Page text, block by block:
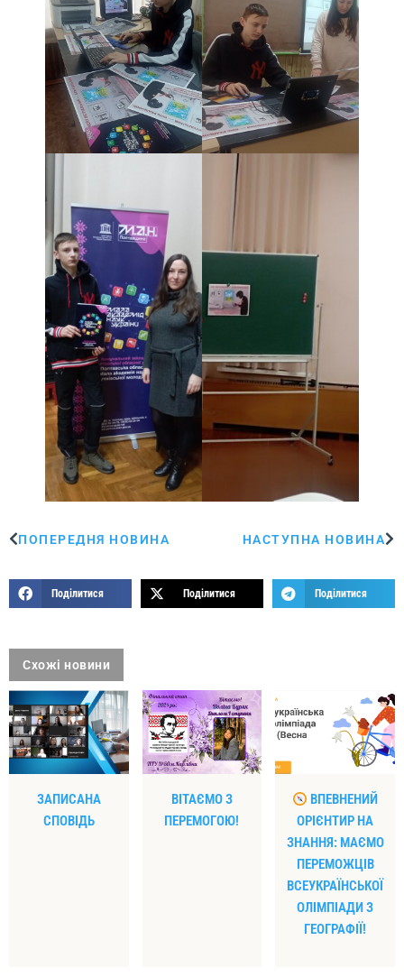
ПОПЕРЕДНЯ НОВИНА НАСТУПНА НОВИНА
Поділитися Поділитися Поділитися
Схожі новини
ЗАПИСАНА
СПОВІДЬ
ВІТАЄМО З
ПЕРЕМОГОЮ!
ВПЕВНЕНИЙ
ОРІЄНТИР НА
ЗНАННЯ: МАЄМО
ПЕРЕМОЖЦІВ
ВСЕУКРАЇНСЬКОЇ
ОЛІМПІАДИ З
ГЕОГРАФІЇ!